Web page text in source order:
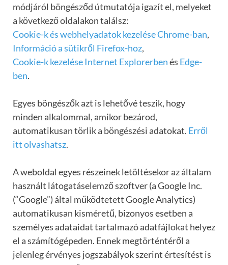
módjáról böngésződ útmutatója igazít el, melyeket
a következő oldalakon találsz:
Cookie-k és webhelyadatok kezelése Chrome-ban,
Információ a sütikről Firefox-hoz,
Cookie-k kezelése Internet Explorerbenés Edge-
ben.
Egyes böngészők azt is lehetővé teszik, hogy
minden alkalommal, amikor bezárod,
automatikusan törlik a böngészési adatokat. Erről
itt olvashatsz.
A weboldal egyes részeinek letöltésekor az általam
használt látogatáselemző szoftver (a Google Inc.
(“Google”) által működtetett Google Analytics)
automatikusan kisméretű, bizonyos esetben a
személyes adataidat tartalmazó adatfájlokat helyez
el a számítógépeden. Ennek megtörténtéről a
jelenleg érvényes jogszabályok szerint értesítést is